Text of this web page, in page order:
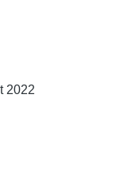
2022